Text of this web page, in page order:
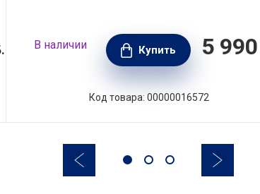
В наличии Купить 5 990
Код товара: 00000016572